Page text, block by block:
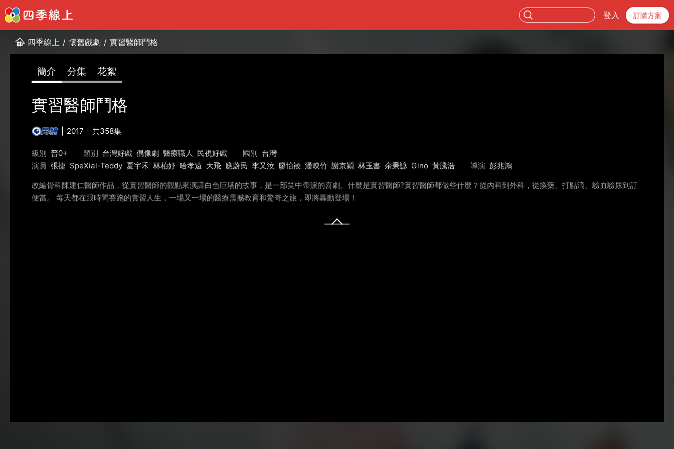
登入 訂購方案
四季線上 / 懷舊戲劇 / 實習醫師鬥格
簡介 分集 花絮
實習醫師鬥格
2017 共358集
級別 普0+ 類別 台灣好戲 偶像劇 醫療職人 民視好戲 國別 台灣
演員 張捷 SpeXial-Teddy 夏宇禾 林柏妤 哈孝遠 大飛 應蔚民 李又汝 廖怡裬 潘映竹 謝京穎 林玉書 余秉諺 Gino 黃騰浩 導演 彭兆鴻
改編骨科陳建仁醫師作品，從實習醫師的觀點來演譯白色巨塔的故事，是一部笑中帶淚的喜劇。什麼是實習醫師?實習醫師都做些什麼？從內科到外科，從換藥、打點滴、驗血驗尿到訂
便當。 每天都在跟時間賽跑的實習人生，一場又一場的醫療震撼教育和驚奇之旅，即將轟動登場！